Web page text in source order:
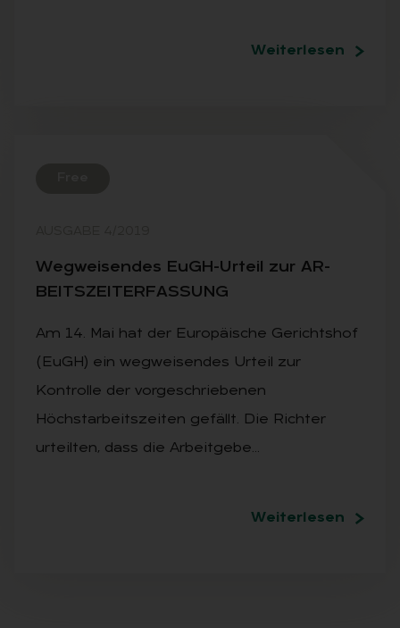
Weiterlesen
Weg­wei­sen­des EuGH-Ur­teil zur AR­
BEITS­ZEIT­ER­FAS­SUNG
Am 14. Mai hat der Europäische Gerichtshof
(EuGH) ein wegweisendes Urteil zur
Kontrolle der vorgeschriebenen
Höchstarbeitszeiten gefällt. Die Richter
urteilten, dass die Arbeitgebe…
Weiterlesen